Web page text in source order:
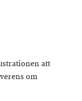
att
om